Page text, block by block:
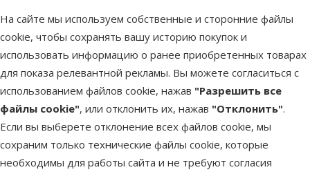
На сайте мы используем собственные и сторонние файлы
cookie, чтобы сохранять вашу историю покупок и
использовать информацию о ранее приобретенных товарах
для показа релевантной рекламы. Вы можете согласиться с
использованием файлов cookie, нажав "Разрешить все
файлы cookie", или отклонить их, нажав "Отклонить".
Если вы выберете отклонение всех файлов cookie, мы
сохраним только технические файлы cookie, которые
необходимы для работы сайта и не требуют согласия
Latvijas Pasts пакомат послезавтра
DPD Pickup tīkls послезавтра
LATVIJAS PASTS почтовое
отделение
послезавтра